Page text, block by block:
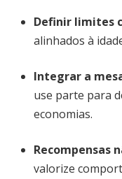
Definir limites
alinhados à
Integrar a
use parte para
economias.
Recompensas
valorize